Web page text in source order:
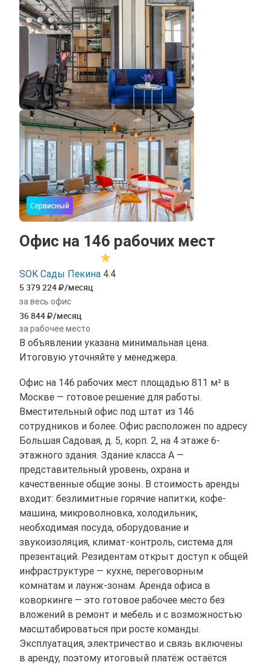
Сервисный
Офис на 146 рабочих мест
SOK Сады Пекина 4.4
5 379 224 /месяц
за весь офис
36 844 /месяц
за рабочее место
В объявлении указана минимальная цена.
Итоговую уточняйте у менеджера.
Офис на 146 рабочих мест площадью 811 м² в
Москве — готовое решение для работы.
Вместительный офис под штат из 146
сотрудников и более. Офис расположен по адресу
Большая Садовая, д. 5, корп. 2, на 4 этаже 6-
этажного здания. Здание класса A —
представительный уровень, охрана и
качественные общие зоны. В стоимость аренды
входит: безлимитные горячие напитки, кофе-
машина, микроволновка, холодильник,
необходимая посуда, оборудование и
звукоизоляция, климат-контроль, система для
презентаций. Резидентам открыт доступ к общей
инфраструктуре — кухне, переговорным
комнатам и лаунж-зонам. Аренда офиса в
коворкинге — это готовое рабочее место без
вложений в ремонт и мебель и с возможностью
масштабироваться при росте команды.
Эксплуатация, электричество и связь включены
в аренду, поэтому итоговый платёж остаётся